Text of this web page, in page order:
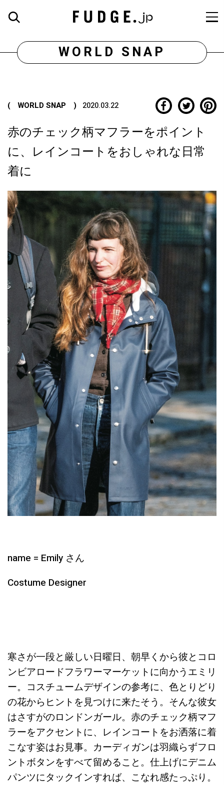
WORLD SNAP
( WORLD SNAP ) 2020.03.22
赤のチェック柄マフラーをポイント
に、レインコートをおしゃれな日常
着に
name = Emily さん
Costume Designer
寒さが一段と厳しい日曜日、朝早くから彼とコロ
ンビアロードフラワーマーケットに向かうエミリ
ー。コスチュームデザインの参考に、色とりどり
の花からヒントを見つけに来たそう。そんな彼女
はさすがのロンドンガール。赤のチェック柄マフ
ラーをアクセントに、レインコートをお洒落に着
こなす姿はお見事。カーディガンは羽織らずフロ
ントボタンをすべて留めること。仕上げにデニム
パンツにタックインすれば、こなれ感たっぷり。